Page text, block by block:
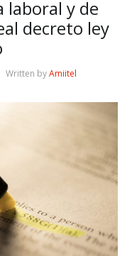
laboral y de
decreto ley
Written byAmiitel